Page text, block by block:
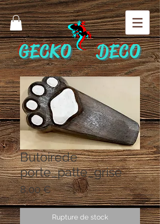
GECKO DECO
Butoirede
porte_patte_grise
8,00 €Prix
Rupture de stock